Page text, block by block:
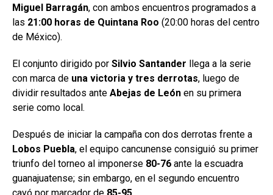
Miguel Barragán, con ambos encuentros programados a
las 21:00 horas de Quintana Roo (20:00 horas del centro
de México).
El conjunto dirigido por Silvio Santander llega a la serie
con marca de una victoria y tres derrotas, luego de
dividir resultados ante Abejas de León en su primera
serie como local.
Después de iniciar la campaña con dos derrotas frente a
Lobos Puebla, el equipo cancunense consiguió su primer
triunfo del torneo al imponerse 80-76 ante la escuadra
guanajuatense; sin embargo, en el segundo encuentro